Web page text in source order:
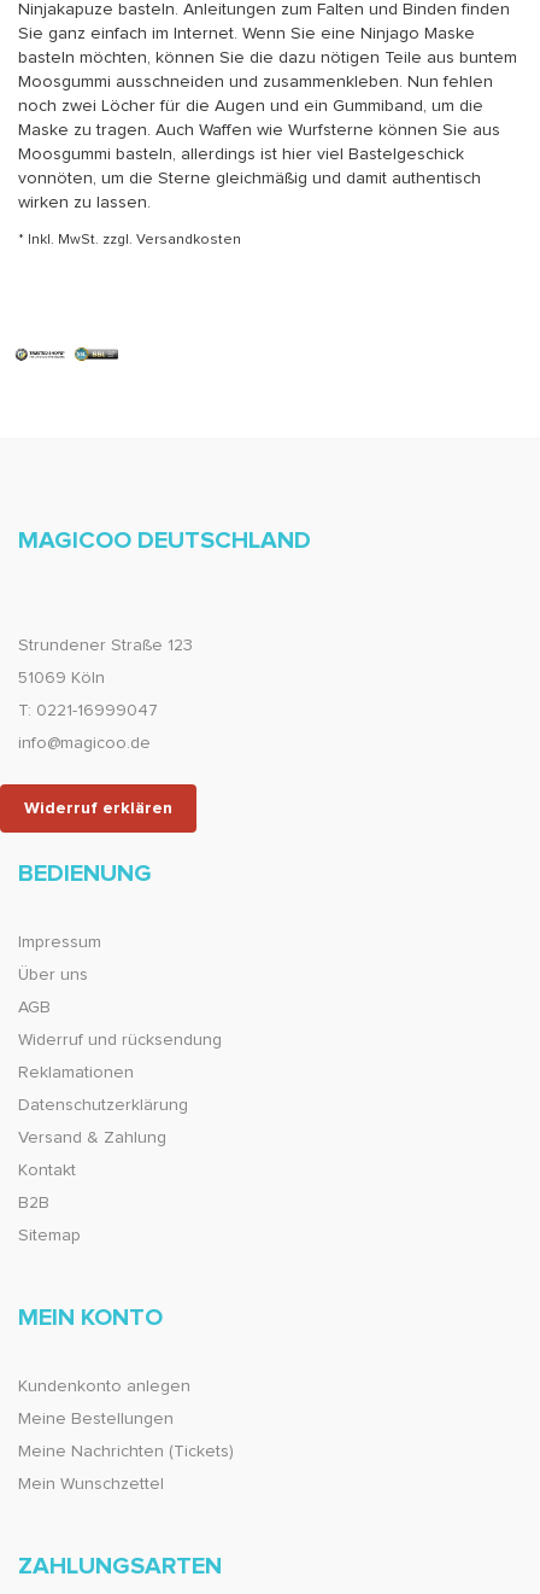
Ninjakapuze basteln. Anleitungen zum Falten und Binden finden
Sie ganz einfach im Internet. Wenn Sie eine Ninjago Maske
basteln möchten, können Sie die dazu nötigen Teile aus buntem
Moosgummi ausschneiden und zusammenkleben. Nun fehlen
noch zwei Löcher für die Augen und ein Gummiband, um die
Maske zu tragen. Auch Waffen wie Wurfsterne können Sie aus
Moosgummi basteln, allerdings ist hier viel Bastelgeschick
vonnöten, um die Sterne gleichmäßig und damit authentisch
wirken zu lassen.
* Inkl. MwSt. zzgl. Versandkosten
MAGICOO DEUTSCHLAND
Strundener Straße 123
51069 Köln
T: 0221-16999047
info@magicoo.de
Widerruf erklären
BEDIENUNG
Impressum
Über uns
AGB
Widerruf und rücksendung
Reklamationen
Datenschutzerklärung
Versand & Zahlung
Kontakt
B2B
Sitemap
MEIN KONTO
Kundenkonto anlegen
Meine Bestellungen
Meine Nachrichten (Tickets)
Mein Wunschzettel
ZAHLUNGSARTEN